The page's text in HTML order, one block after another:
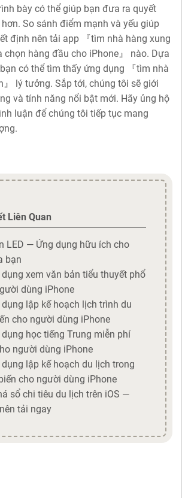
bày có thể giúp bạn đưa ra quyết
So sánh điểm mạnh và yếu giúp
định nên tải app 『tìm nhà hàng xung
chọn hàng đầu cho iPhone』 nào. Dựa
có thể tìm thấy ứng dụng 『tìm nhà
』 lý tưởng. Sắp tới, chúng tôi sẽ giới
và tính năng nổi bật mới. Hãy ủng hộ
luận để chúng tôi tiếp tục mang
Liên Quan
LED — Ứng dụng hữu ích cho
bạn
xem văn bản tiểu thuyết phổ
dùng iPhone
lập kế hoạch lịch trình du
cho người dùng iPhone
học tiếng Trung miễn phí
người dùng iPhone
lập kế hoạch du lịch trong
cho người dùng iPhone
sổ chi tiêu du lịch trên iOS —
tải ngay